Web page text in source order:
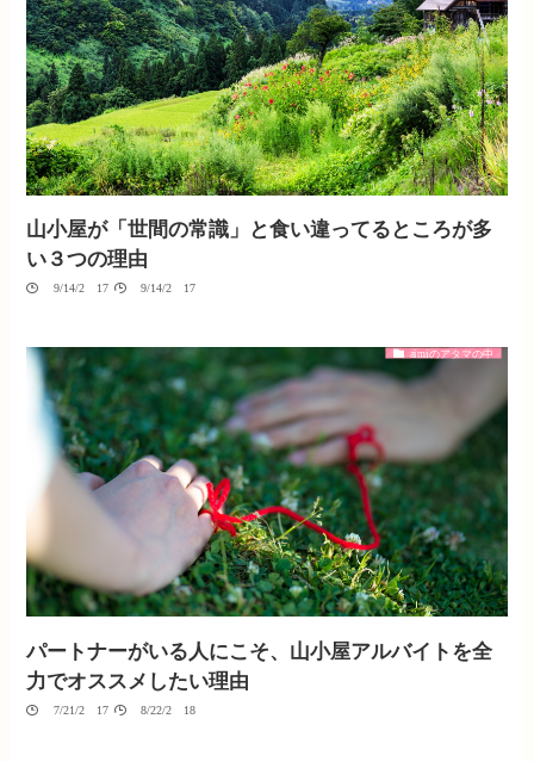
山小屋が「世間の常識」と食い違ってるところが多
い３つの理由
09/14/2017 09/14/2017
aimiのアタマの中
パートナーがいる人にこそ、山小屋アルバイトを全
力でオススメしたい理由
07/21/2017 08/22/2018